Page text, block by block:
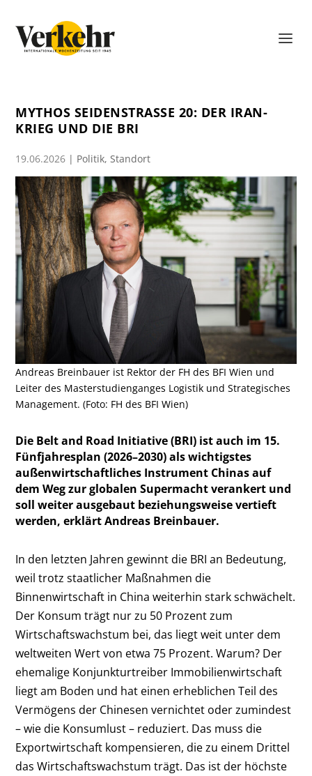
MYTHOS SEIDENSTRASSE 20: DER IRAN-K
RIEG UND DIE BRI
19.06.2026 | Politik,Standort
Andreas Breinbauer ist Rektor der FH des BFI Wien und
Leiter des Masterstudienganges Logistik und Strategisches
Management. (Foto: FH des BFI Wien)
Die Belt and Road Initiative (BRI) ist auch im 15.
Fünfjahresplan (2026–2030) als wichtigstes
außenwirtschaftliches Instrument Chinas auf
dem Weg zur globalen Supermacht verankert und
soll weiter ausgebaut beziehungsweise vertieft
werden, erklärt Andreas Breinbauer.
In den letzten Jahren gewinnt die BRI an Bedeutung,
weil trotz staatlicher Maßnahmen die
Binnenwirtschaft in China weiterhin stark schwächelt.
Der Konsum trägt nur zu 50 Prozent zum
Wirtschaftswachstum bei, das liegt weit unter dem
weltweiten Wert von etwa 75 Prozent. Warum? Der
ehemalige Konjunkturtreiber Immobilienwirtschaft
liegt am Boden und hat einen erheblichen Teil des
Vermögens der Chinesen vernichtet oder zumindest
– wie die Konsumlust – reduziert. Das muss die
Exportwirtschaft kompensieren, die zu einem Drittel
das Wirtschaftswachstum trägt. Das ist der höchste